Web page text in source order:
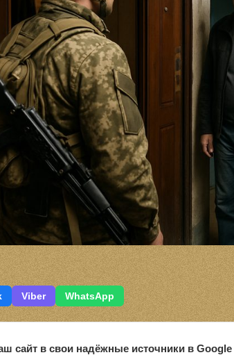
Viber WhatsApp
сайт в свои надёжные источники в Google